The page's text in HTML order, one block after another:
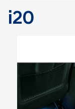
i20